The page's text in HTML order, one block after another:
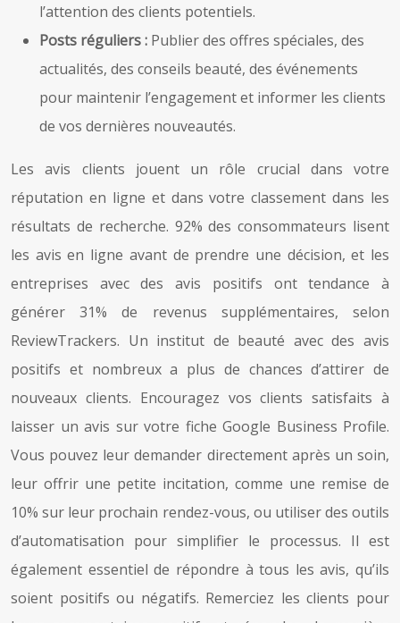
l’attention des clients potentiels.
Posts réguliers : Publier des offres spéciales, des
actualités, des conseils beauté, des événements
pour maintenir l’engagement et informer les clients
de vos dernières nouveautés.
Les avis clients jouent un rôle crucial dans votre
réputation en ligne et dans votre classement dans les
résultats de recherche. 92% des consommateurs lisent
les avis en ligne avant de prendre une décision, et les
entreprises avec des avis positifs ont tendance à
générer 31% de revenus supplémentaires, selon
ReviewTrackers. Un institut de beauté avec des avis
positifs et nombreux a plus de chances d’attirer de
nouveaux clients. Encouragez vos clients satisfaits à
laisser un avis sur votre fiche Google Business Profile.
Vous pouvez leur demander directement après un soin,
leur offrir une petite incitation, comme une remise de
10% sur leur prochain rendez-vous, ou utiliser des outils
d’automatisation pour simplifier le processus. Il est
également essentiel de répondre à tous les avis, qu’ils
soient positifs ou négatifs. Remerciez les clients pour